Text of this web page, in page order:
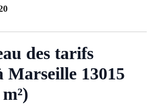
des tarifs
Marseille 13015